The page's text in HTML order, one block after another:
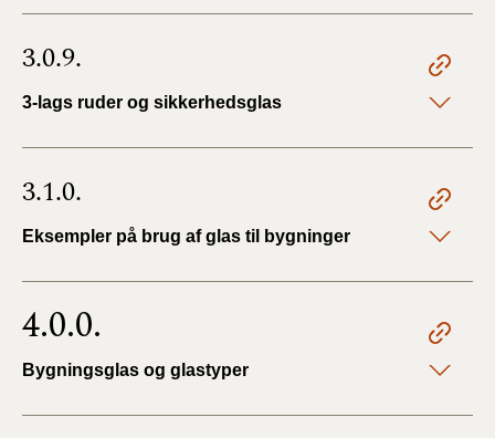
3.0.9.
3-lags ruder og sikkerhedsglas
3.1.0.
Eksempler på brug af glas til bygninger
4.0.0.
Bygningsglas og glastyper